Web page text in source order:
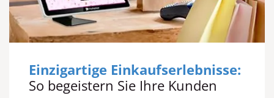
Einzigartige Einkaufserlebnisse:
So begeistern Sie Ihre Kunden